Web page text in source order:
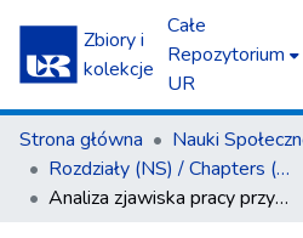
Zbiory i
kolekcje
Całe
Repozytorium
UR
Strona główna
Rozdziały (NS) / Chapters (SS)
Analiza zjawiska pracy przymusowej w ramach przestępstwa stypizowanego w artykule 189a kodeksu karnego przy uwzględnieniu definicji handlu ludźmi z art. 115 §22 w świetle prawa polskiego i orzecznictwa